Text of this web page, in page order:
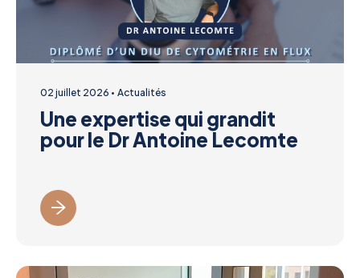
02 juillet 2026 Actualités
Une expertise qui grandit
pour le Dr Antoine Lecomte